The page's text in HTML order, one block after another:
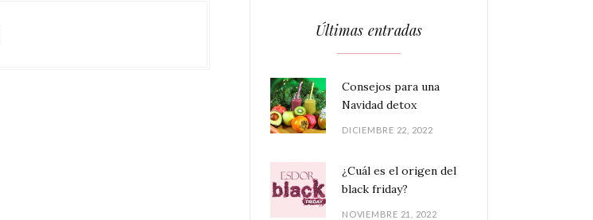
Últimas entradas
Consejos para una
Navidad detox
DICIEMBRE 22, 2022
¿Cuál es el origen del
black friday?
NOVIEMBRE 21, 2022